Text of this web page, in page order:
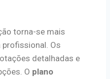
torna-se mais
Os
detalhadas e
O plano